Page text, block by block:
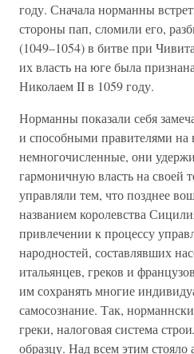
году. Сначала норманны
стороны пап, сломили его,
(1049–1054) в битве при
их власть на юге была
Николаем II в 1059 году.
Норманны показали себя
и способными правителями на
немногочисленные, они
гармоничную власть на своей
управляли тем, что позднее
названием королевства
привлечении к процессу
народностей, составлявших
итальянцев, греков и
им сохранять многие
самосознание. Так,
греки, налоговая система
образцу. Над всем этим стояло